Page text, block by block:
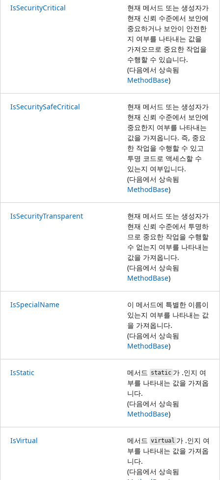
IsSecurityCritical
현재 메서드 또는 생성자가
현재 신뢰 수준에서 보안에
중요하거나 보안이 안전한
지 여부를 나타내는 값을
가져오므로 중요한 작업을
수행할 수 있습니다.
(다음에서 상속됨
MethodBase)
IsSecuritySafeCritical
현재 메서드 또는 생성자가
현재 신뢰 수준에서 보안에
중요한지 여부를 나타내는
값을 가져옵니다. 즉, 중요
한 작업을 수행할 수 있고
투명 코드로 액세스할 수
있는지 여부입니다.
(다음에서 상속됨
MethodBase)
IsSecurityTransparent
현재 메서드 또는 생성자가
현재 신뢰 수준에서 투명하
므로 중요한 작업을 수행할
수 없는지 여부를 나타내는
값을 가져옵니다.
(다음에서 상속됨
MethodBase)
IsSpecialName
이 메서드에 특별한 이름이
있는지 여부를 나타내는 값
을 가져옵니다.
(다음에서 상속됨
MethodBase)
IsStatic 메서드 static 가 .인지 여
부를 나타내는 값을 가져옵
니다.
(다음에서 상속됨
MethodBase)
IsVirtual 메서드 virtual 가 .인지 여
부를 나타내는 값을 가져옵
니다.
(다음에서 상속됨